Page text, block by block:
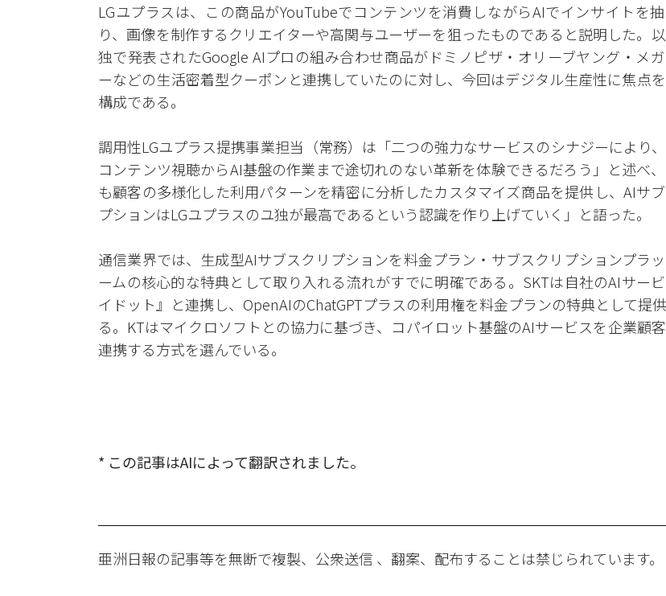
LGユプラスは、この商品がYouTubeでコンテンツを消費しながらAIでインサイトを
り、画像を制作するクリエイターや高関与ユーザーを狙ったものであると説明した。
独で発表されたGoogle AIプロの組み合わせ商品がドミノピザ・オリーブヤング・メ
ーなどの生活密着型クーポンと連携していたのに対し、今回はデジタル生産性に焦点
構成である。
調用性LGユプラス提携事業担当（常務）は「二つの強力なサービスのシナジーにより
コンテンツ視聴からAI基盤の作業まで途切れのない革新を体験できるだろう」と述べ
も顧客の多様化した利用パターンを精密に分析したカスタマイズ商品を提供し、AIサ
プションはLGユプラスのユ独が最高であるという認識を作り上げていく」と語った。
通信業界では、生成型AIサブスクリプションを料金プラン・サブスクリプションプラ
ームの核心的な特典として取り入れる流れがすでに明確である。SKTは自社のAIサー
イドット』と連携し、OpenAIのChatGPTプラスの利用権を料金プランの特典として提
る。KTはマイクロソフトとの協力に基づき、コパイロット基盤のAIサービスを企業顧
連携する方式を選んでいる。
* この記事はAIによって翻訳されました。
亜洲日報の記事等を無断で複製、公衆送信 、翻案、配布することは禁じられています。